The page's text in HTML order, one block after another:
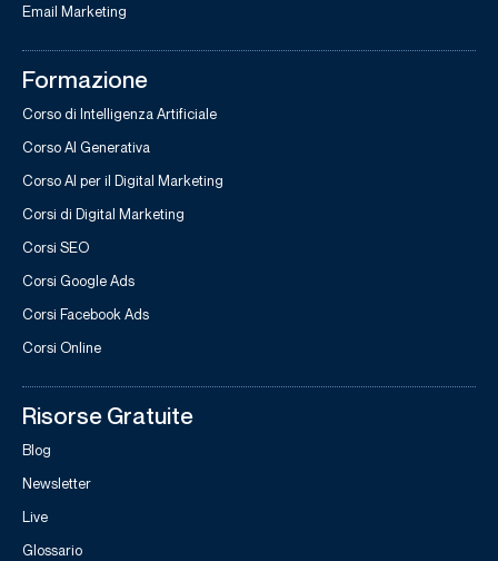
Email Marketing
Formazione
Corso di Intelligenza Artificiale
Corso AI Generativa
Corso AI per il Digital Marketing
Corsi di Digital Marketing
Corsi SEO
Corsi Google Ads
Corsi Facebook Ads
Corsi Online
Risorse Gratuite
Blog
Newsletter
Live
Glossario